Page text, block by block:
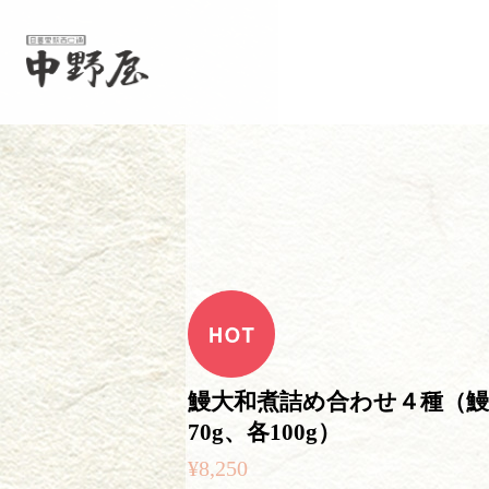
鰻大和煮詰め合わせ４種（
70g、各100g）
¥8,250